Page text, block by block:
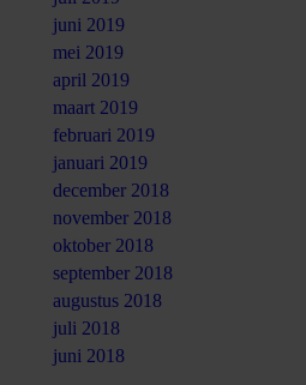
juni 2019
mei 2019
april 2019
maart 2019
februari 2019
januari 2019
december 2018
november 2018
oktober 2018
september 2018
augustus 2018
juli 2018
juni 2018